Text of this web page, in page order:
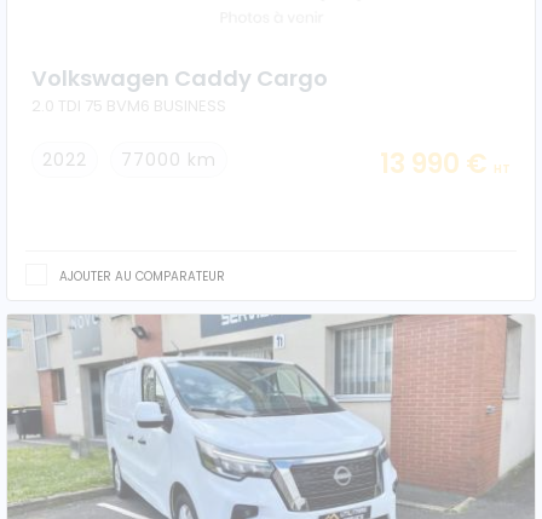
Volkswagen Caddy Cargo
2.0 TDI 75 BVM6 BUSINESS
2022 77000 km 13 990 € HT
AJOUTER AU COMPARATEUR